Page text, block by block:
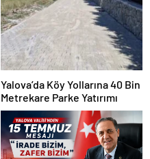
Yalova’da Köy Yollarına 40 Bin
Metrekare Parke Yatırımı